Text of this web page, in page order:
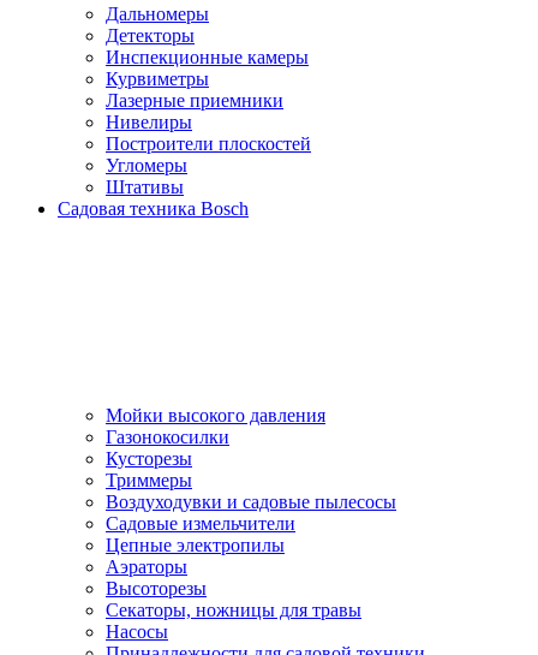
Дальномеры
Детекторы
Инспекционные камеры
Курвиметры
Лазерные приемники
Нивелиры
Построители плоскостей
Угломеры
Штативы
Садовая техника Bosch
Мойки высокого давления
Газонокосилки
Кусторезы
Триммеры
Воздуходувки и садовые пылесосы
Садовые измельчители
Цепные электропилы
Аэраторы
Высоторезы
Секаторы, нoжницы для травы
Насосы